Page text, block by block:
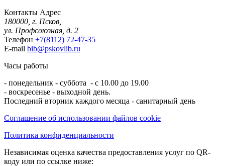
Контакты Адрес
180000, г. Псков,
ул. Профсоюзная, д. 2
Телефон +7(8112) 72-47-35
E-mail bib@pskovlib.ru
Часы работы
- понедельник - суббота - с 10.00 до 19.00
- воскресенье - выходной день.
Последний вторник каждого месяца - санитарный день
Соглашение об использовании файлов cookie
Политика конфиденциальности
Независимая оценка качества предоставления услуг по QR-
коду или по ссылке ниже: